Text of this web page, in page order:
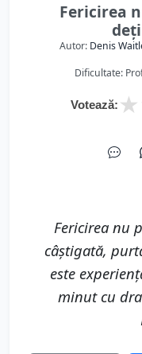
Fericirea
Autor: Denis
Dificultate:
Votează: ★
Fericirea nu
câștigată,
este
minut cu